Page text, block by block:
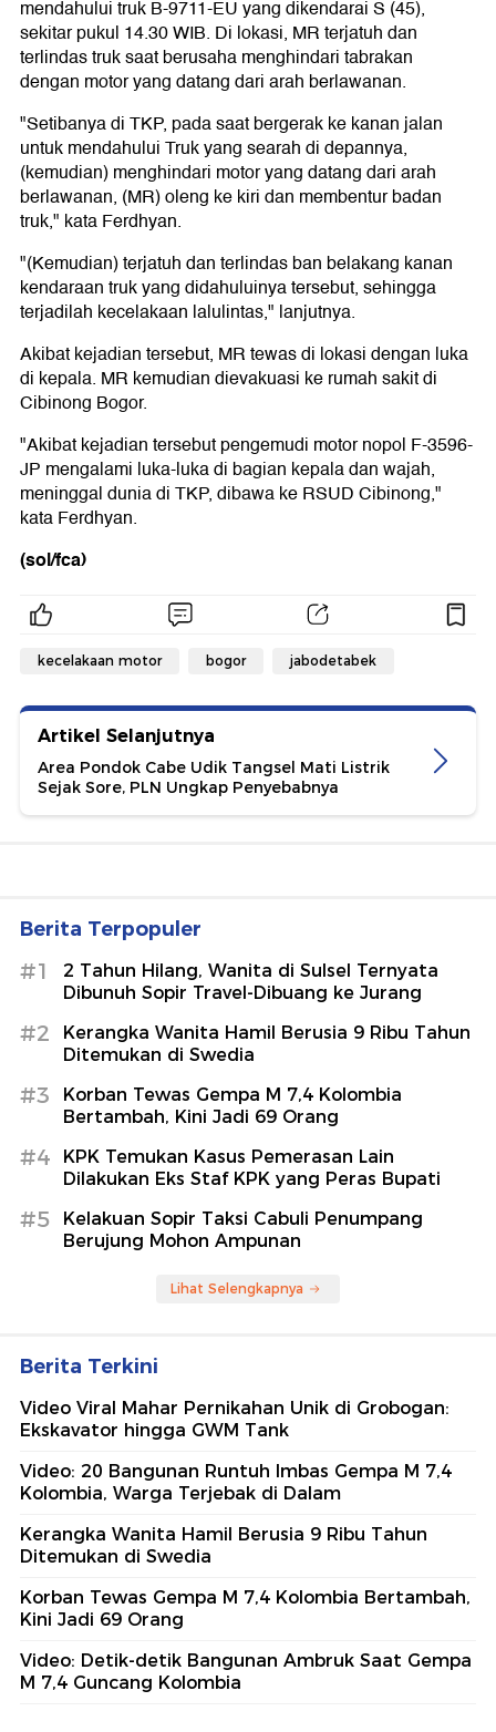
mendahului truk B-9711-EU yang dikendarai S (45),
sekitar pukul 14.30 WIB. Di lokasi, MR terjatuh dan
terlindas truk saat berusaha menghindari tabrakan
dengan motor yang datang dari arah berlawanan.
"Setibanya di TKP, pada saat bergerak ke kanan jalan
untuk mendahului Truk yang searah di depannya,
(kemudian) menghindari motor yang datang dari arah
berlawanan, (MR) oleng ke kiri dan membentur badan
truk," kata Ferdhyan.
"(Kemudian) terjatuh dan terlindas ban belakang kanan
kendaraan truk yang didahuluinya tersebut, sehingga
terjadilah kecelakaan lalulintas," lanjutnya.
Akibat kejadian tersebut, MR tewas di lokasi dengan luka
di kepala. MR kemudian dievakuasi ke rumah sakit di
Cibinong Bogor.
"Akibat kejadian tersebut pengemudi motor nopol F-3596-
JP mengalami luka-luka di bagian kepala dan wajah,
meninggal dunia di TKP, dibawa ke RSUD Cibinong,"
kata Ferdhyan.
(sol/fca)
kecelakaan motor bogor jabodetabek
Artikel Selanjutnya
Area Pondok Cabe Udik Tangsel Mati Listrik
Sejak Sore, PLN Ungkap Penyebabnya
Berita Terpopuler
#1
2 Tahun Hilang, Wanita di Sulsel Ternyata
Dibunuh Sopir Travel-Dibuang ke Jurang
#2
Kerangka Wanita Hamil Berusia 9 Ribu Tahun
Ditemukan di Swedia
#3
Korban Tewas Gempa M 7,4 Kolombia
Bertambah, Kini Jadi 69 Orang
#4
KPK Temukan Kasus Pemerasan Lain
Dilakukan Eks Staf KPK yang Peras Bupati
#5
Kelakuan Sopir Taksi Cabuli Penumpang
Berujung Mohon Ampunan
Lihat Selengkapnya
Berita Terkini
Video Viral Mahar Pernikahan Unik di Grobogan:
Ekskavator hingga GWM Tank
Video: 20 Bangunan Runtuh Imbas Gempa M 7,4
Kolombia, Warga Terjebak di Dalam
Kerangka Wanita Hamil Berusia 9 Ribu Tahun
Ditemukan di Swedia
Korban Tewas Gempa M 7,4 Kolombia Bertambah,
Kini Jadi 69 Orang
Video: Detik-detik Bangunan Ambruk Saat Gempa
M 7,4 Guncang Kolombia